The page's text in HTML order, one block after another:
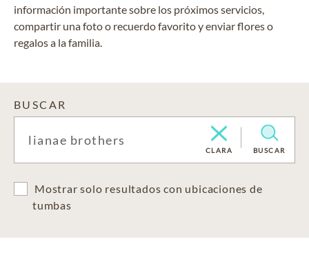
información importante sobre los próximos servicios,
compartir una foto o recuerdo favorito y enviar flores o
regalos a la familia.
BUSCAR
CLARA BUSCAR
Mostrar solo resultados con ubicaciones de
tumbas